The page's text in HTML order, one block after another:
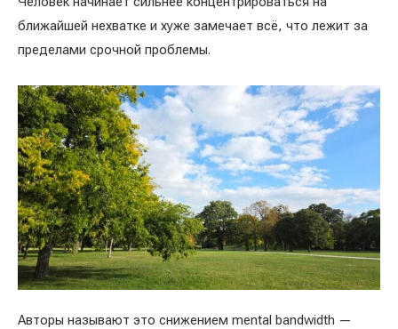
ближайшей нехватке и хуже замечает всё, что лежит за
пределами срочной проблемы.
Авторы называют это снижением mental bandwidth —